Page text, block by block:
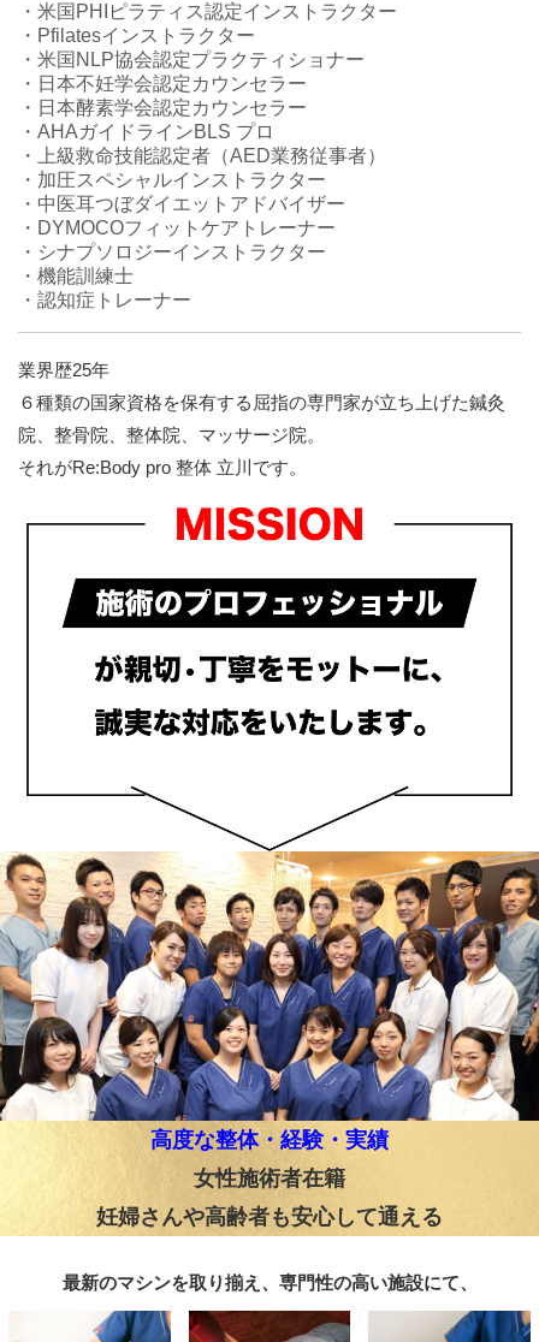
・米国PHIピラティス認定インストラクター
・Pfilatesインストラクター
・米国NLP協会認定プラクティショナー
・日本不妊学会認定カウンセラー
・日本酵素学会認定カウンセラー
・AHAガイドラインBLS プロ
・上級救命技能認定者（AED業務従事者）
・加圧スペシャルインストラクター
・中医耳つぼダイエットアドバイザー
・DYMOCOフィットケアトレーナー
・シナプソロジーインストラクター
・機能訓練士
・認知症トレーナー
業界歴25年
６種類の国家資格を保有する屈指の専門家が立ち上げた鍼灸
院、整骨院、整体院、マッサージ院。
それがRe:Body pro 整体 立川です。
高度な整体・経験・実績
女性施術者在籍
妊婦さんや高齢者も安心して通える
最新のマシンを取り揃え、専門性の高い施設にて、